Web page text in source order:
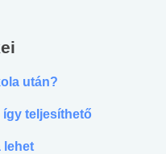
után?
teljesíthető
lehet